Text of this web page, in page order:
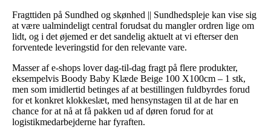
Fragttiden på Sundhed og skønhed || Sundhedspleje kan vise sig
at være ualmindeligt central forudsat du mangler ordren lige om
lidt, og i det øjemed er det sandelig aktuelt at vi efterser den
forventede leveringstid for den relevante vare.
Masser af e-shops lover dag-til-dag fragt på flere produkter,
eksempelvis Boody Baby Klæde Beige 100 X100cm – 1 stk,
men som imidlertid betinges af at bestillingen fuldbyrdes forud
for et konkret klokkeslæt, med hensynstagen til at de har en
chance for at nå at få pakken ud af døren forud for at
logistikmedarbejderne har fyraften.